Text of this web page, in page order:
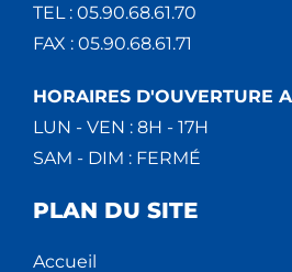
TEL : 05.90.68.61.70
FAX : 05.90.68.61.71
HORAIRES D'OUVERTURE
LUN - VEN : 8H - 17H
SAM - DIM : FERMÉ
PLAN DU SITE
Accueil